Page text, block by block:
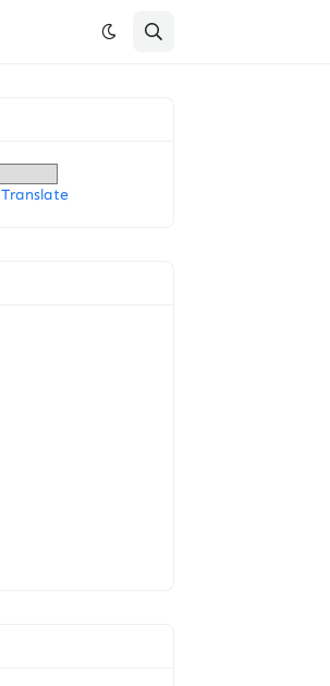
Translate